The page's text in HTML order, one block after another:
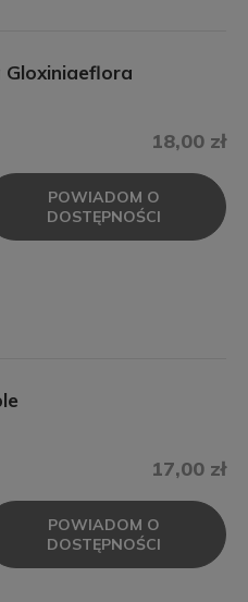
18,00 zł
POWIADOM O
DOSTĘPNOŚCI
17,00 zł
POWIADOM O
DOSTĘPNOŚCI